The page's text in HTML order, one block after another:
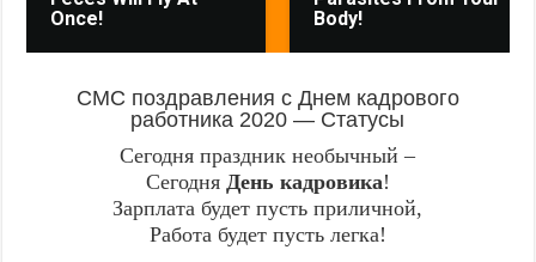
Once!
Body!
СМС поздравления с Днем кадрового
работника 2020 — Статусы
Сегодня праздник необычный –
Сегодня День кадровика!
Зарплата будет пусть приличной,
Работа будет пусть легка!